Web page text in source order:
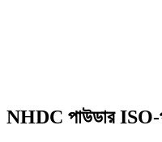
NHDC পাউডার ISO-